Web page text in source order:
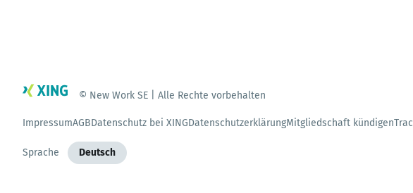
© New Work SE | Alle Rechte vorbehalten
ImpressumAGBDatenschutz bei XINGDatenschutzerklärungMitgliedschaft kündigen
Sprache Deutsch